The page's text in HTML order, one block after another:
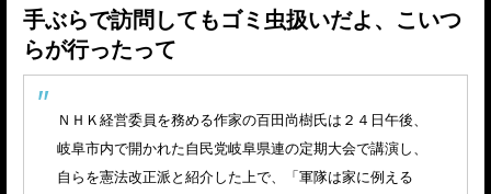
手ぶらで訪問してもゴミ虫扱いだよ、こいつ
らが行ったって
ＮＨＫ経営委員を務める作家の百田尚樹氏は２４日午後、
岐阜市内で開かれた自民党岐阜県連の定期大会で講演し、
自らを憲法改正派と紹介した上で、「軍隊は家に例える